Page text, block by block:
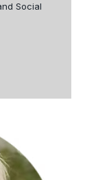
Social